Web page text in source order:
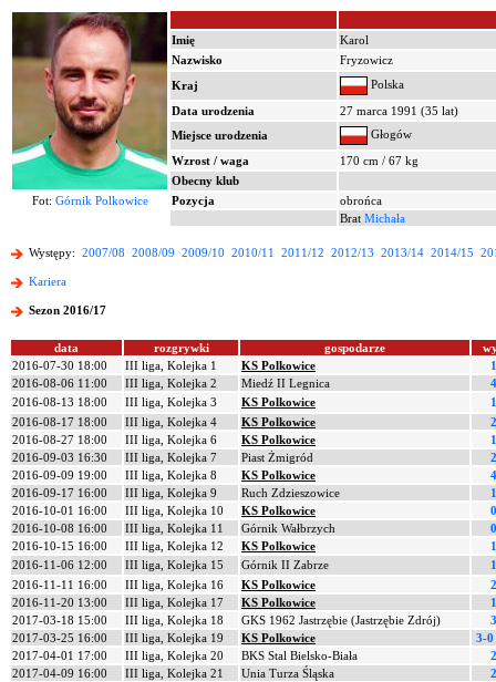
Imię
Karol
Nazwisko
Fryzowicz
Kraj
Polska
Data urodzenia
27 marca 1991 (35 lat)
Miejsce urodzenia
Głogów
Wzrost / waga
170 cm / 67 kg
Obecny klub
Fot: Górnik Polkowice Pozycja
obrońca
Brat Michała
Występy: 2007/08 2008/09 2009/10 2010/11 2011/12 2012/13 2013/14 2014/15
Kariera
Sezon 2016/17
data rozgrywki gospodarze
2016-07-30 18:00
III liga, Kolejka 1 KS Polkowice
2016-08-06 11:00
III liga, Kolejka 2 Miedź II Legnica
2016-08-13 18:00
III liga, Kolejka 3 KS Polkowice
2016-08-17 18:00
III liga, Kolejka 4 KS Polkowice
2016-08-27 18:00
III liga, Kolejka 6 KS Polkowice
2016-09-03 16:30
III liga, Kolejka 7 Piast Żmigród
2016-09-09 19:00
III liga, Kolejka 8 KS Polkowice
2016-09-17 16:00
III liga, Kolejka 9 Ruch Zdzieszowice
2016-10-01 16:00
III liga, Kolejka 10 KS Polkowice
2016-10-08 16:00
III liga, Kolejka 11 Górnik Wałbrzych
2016-10-15 16:00
III liga, Kolejka 12 KS Polkowice
2016-11-06 12:00
III liga, Kolejka 15 Górnik II Zabrze
2016-11-11 16:00
III liga, Kolejka 16 KS Polkowice
2016-11-20 13:00
III liga, Kolejka 17 KS Polkowice
2017-03-18 15:00
III liga, Kolejka 18 GKS 1962 Jastrzębie (Jastrzębie Zdrój)
2017-03-25 16:00
III liga, Kolejka 19 KS Polkowice
3-0
2017-04-01 17:00
III liga, Kolejka 20 BKS Stal Bielsko-Biała
2017-04-09 16:00
III liga, Kolejka 21 Unia Turza Śląska